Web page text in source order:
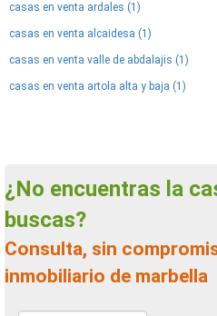
casas en venta ardales (1)
casas en venta alcaidesa (1)
casas en venta valle de abdalajis (1)
casas en venta artola alta y baja (1)
¿No encuentras la casa en venta que
buscas?
Consulta, sin compromiso, a un agente
inmobiliario de marbella